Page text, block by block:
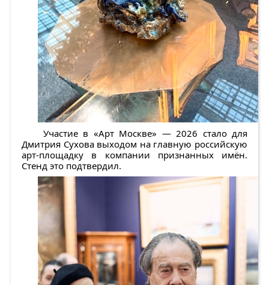
Участие в «Арт Москве» — 2026 стало для
Дмитрия Сухова выходом на главную российскую
арт-площадку в компании признанных имён.
Стенд это подтвердил.